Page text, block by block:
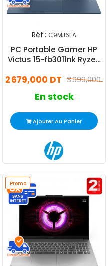
Réf : C9MJ6EA
PC Portable Gamer HP
Victus 15-fb3011nk Ryzen
11
3 999,000 DT
2 679,000 DT
En stock
Ajouter Au Panier
Promo